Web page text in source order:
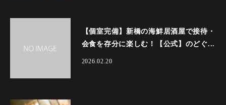
【個室完備】新橋の海鮮居酒屋で接待・
会食を存分に楽しむ！【公式】のどぐ...
2026.02.20